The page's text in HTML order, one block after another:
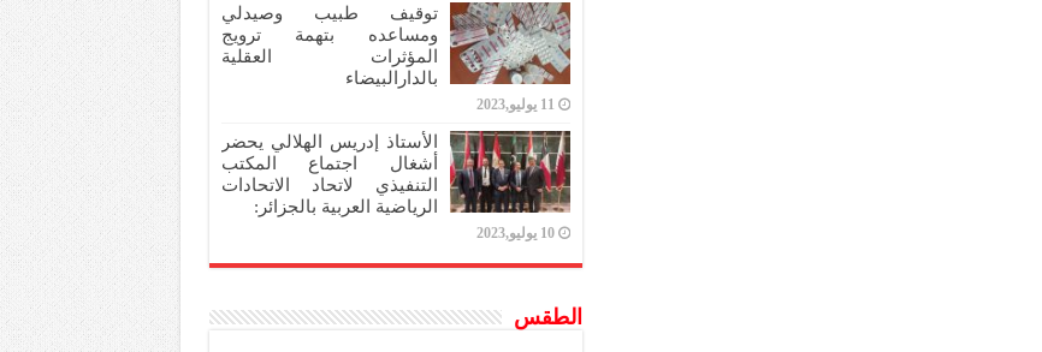
توقيف طبيب وصيدلي
ومساعده بتهمة ترويج
المؤثرات العقلية
بالدارالبيضاء
11 يوليو,2023
الأستاذ إدريس الهلالي يحضر
أشغال اجتماع المكتب
التنفيذي لاتحاد الاتحادات
الرياضية العربية بالجزائر:
10 يوليو,2023
الطقس